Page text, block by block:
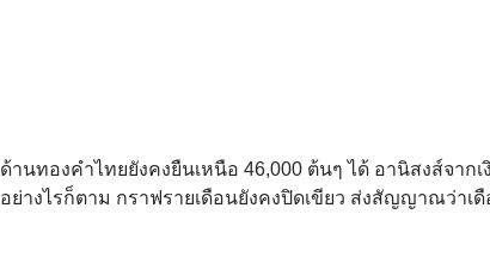
นทองคำไทยยังคงยืนเหนือ 46,000 ต้นๆ ได้ อานิสงส์จากเ
างไรก็ตาม กราฟรายเดือนยังคงปิดเขียว ส่งสัญญาณว่าเ